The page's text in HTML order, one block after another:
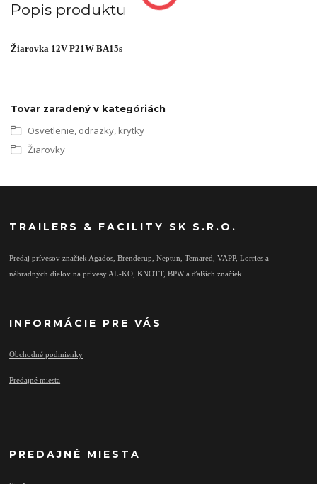
Popis produktu
Žiarovka 12V P21W BA15s
Tovar zaradený v kategóriách
Osvetlenie, odrazky, krytky
Žiarovky
TRAILERS & FACILITY SK S.R.O.
Predaj prívesov značiek Agados, Brenderup, Neptun, Temared, VAPP, Lorries a
náhradných dielov na prívesy AL-KO, KNOTT, BPW a ďalších značiek.
INFORMÁCIE PRE VÁS
Obchodné podmienky
Predajné miesta
PREDAJNÉ MIESTA